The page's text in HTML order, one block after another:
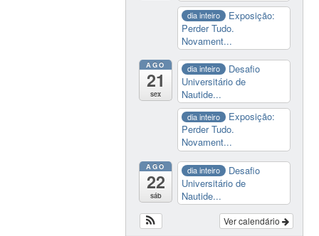
dia inteiro
Exposição:
Perder Tudo.
Novament...
AGO
21
sex
dia inteiro
Desafio
Universitário de
Nautide...
dia inteiro
Exposição:
Perder Tudo.
Novament...
AGO
22
sáb
dia inteiro
Desafio
Universitário de
Nautide...
Ver calendário